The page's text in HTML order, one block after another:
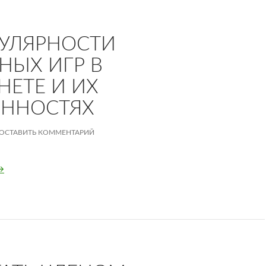
ИГР В
И ИХ
КОММЕНТАРИЙ
популярности покерных игр в Интернете и их